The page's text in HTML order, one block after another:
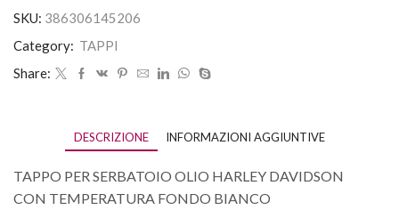
SKU: 386306145206
Category: TAPPI
Share:
DESCRIZIONE INFORMAZIONI AGGIUNTIVE
TAPPO PER SERBATOIO OLIO HARLEY DAVIDSON
CON TEMPERATURA FONDO BIANCO